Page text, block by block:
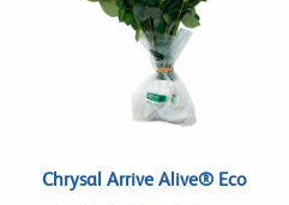
Chrysal Arrive Alive® Eco